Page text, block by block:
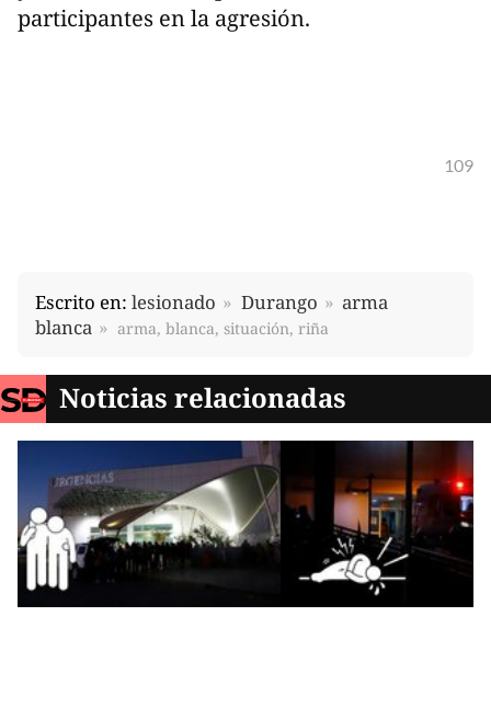
participantes en la agresión.
109
Escrito en: lesionado Durango
arma
blanca
arma, blanca, situación, riña
Noticias relacionadas